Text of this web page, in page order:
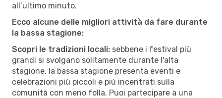
all’ultimo minuto.
Ecco alcune delle migliori attività da fare durante
la bassa stagione:
Scopri le tradizioni locali: sebbene i festival più
grandi si svolgano solitamente durante l'alta
stagione, la bassa stagione presenta eventi e
celebrazioni più piccoli e più incentrati sulla
comunità con meno folla. Puoi partecipare a una